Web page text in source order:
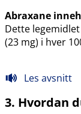
Abraxane
Dette
(23 mg) i hver
Les avsnitt
3. Hvordan